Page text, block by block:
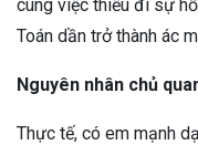
cùng việc thiếu đi sự
Toán dần trở thành ác
Nguyên nhân chủ
Thực tế, có em mạnh